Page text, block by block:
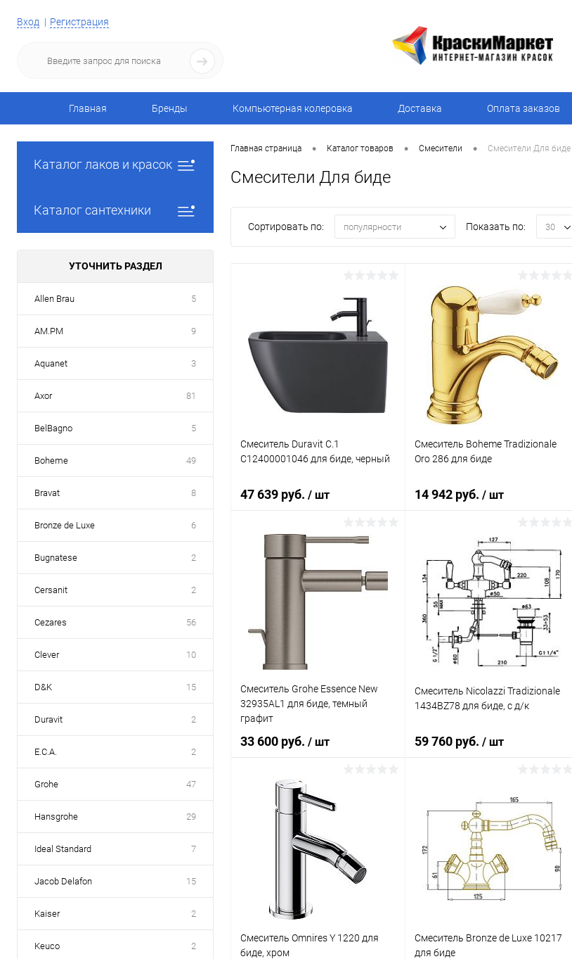
Вход Регистрация
Главная Бренды Компьютерная колеровка Доставка Оплата заказов
Каталог лаков и красок
Каталог сантехники
УТОЧНИТЬ РАЗДЕЛ
Allen Brau 5
AM.PM 9
Aquanet 3
Axor 81
BelBagno 5
Boheme 49
Bravat 8
Bronze de Luxe 6
Bugnatese 2
Cersanit 2
Cezares 56
Clever 10
D&K 15
Duravit 2
E.C.A. 2
Grohe 47
Hansgrohe 29
Ideal Standard 7
Jacob Delafon 15
Kaiser 2
Keuco 2
Главная страница • Каталог товаров • Смесители • Смесители Для биде
Смесители Для биде
Сортировать по: популярности Показать по: 30
Смеситель Duravit C.1
C12400001046 для биде, черный
47 639 руб. / шт
Купить в 1 клик Сравнение
Смеситель Boheme Tradizionale
Oro 286 для биде
14 942 руб. / шт
В корзину
Купить в 1 клик Сравнение
В избранное Под заказ
Смеситель Grohe Essence New
32935AL1 для биде, темный
графит
33 600 руб. / шт
В корзину
Купить в 1 клик
Под заказ
Смеситель Nicolazzi Tradizionale
1434BZ78 для биде, с д/к
59 760 руб. / шт
В корзину
Купить в 1 клик Сравнение
В избранное
Смеситель Omnires Y 1220 для
биде, хром
Смеситель Bronze de Luxe 10217
для биде